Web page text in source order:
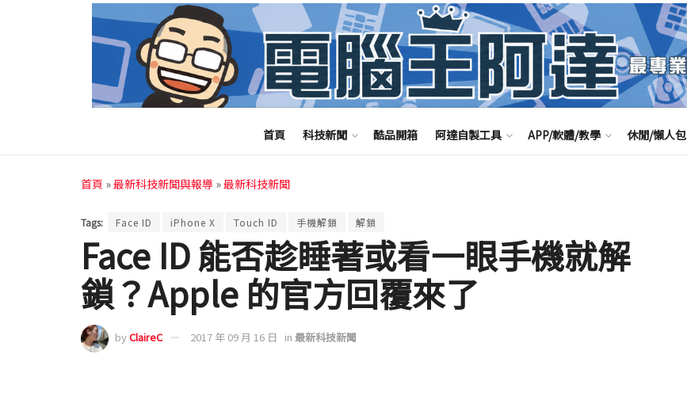
首頁 科技新聞 酷品開箱 阿達自製工具 APP/軟體/教學 休閒/懶人包
首頁 »最新科技新聞與報導 »最新科技新聞
Tags: Face ID iPhone X Touch ID 手機解鎖 解鎖
Face ID 能否趁睡著或看一眼手機就解
鎖？Apple 的官方回覆來了
byClaireC 2017 年 09 月 16 日 in 最新科技新聞